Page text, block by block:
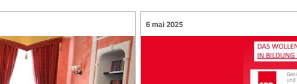
6 mai 2025